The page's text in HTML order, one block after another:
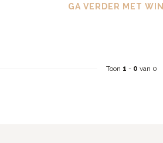
GA VERDER MET
Toon 1 - 0 van 0